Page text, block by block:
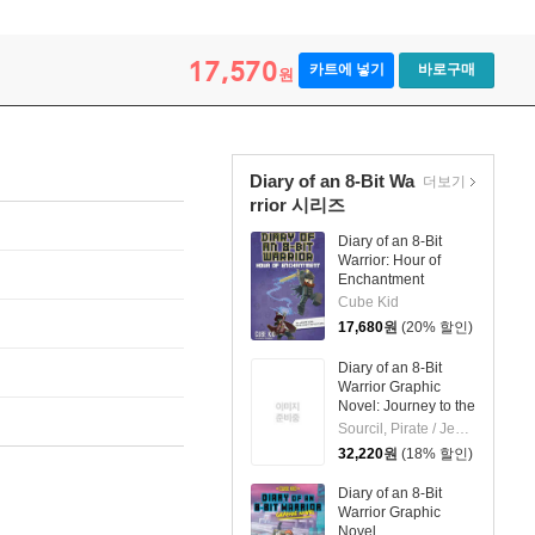
17,570원 카트에 넣기 바로구매
Diary of an 8-Bit Wa
rrior 시리즈
Diary of an 8-Bit
Warrior: Hour of
Enchantment
Volume 8
Cube Kid
17,680원 (20% 할인)
Diary of an 8-Bit
Warrior Graphic
Novel: Journey to the
Far Lands Volume 5Sourcil, Pirate / Jez / Odone
32,220원 (18% 할인)
Diary of an 8-Bit
Warrior Graphic
Novel
더보기